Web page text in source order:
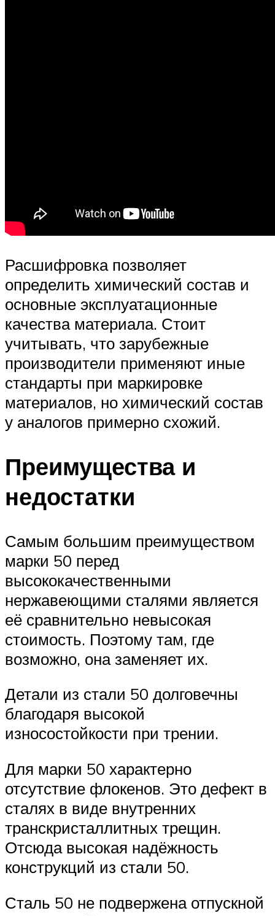
Расшифровка позволяет
определить химический состав и
основные эксплуатационные
качества материала. Стоит
учитывать, что зарубежные
производители применяют иные
стандарты при маркировке
материалов, но химический состав
у аналогов примерно схожий.
Преимущества и
недостатки
Самым большим преимуществом
марки 50 перед
высококачественными
нержавеющими сталями является
её сравнительно невысокая
стоимость. Поэтому там, где
возможно, она заменяет их.
Детали из стали 50 долговечны
благодаря высокой
износостойкости при трении.
Для марки 50 характерно
отсутствие флокенов. Это дефект в
сталях в виде внутренних
транскристаллитных трещин.
Отсюда высокая надёжность
конструкций из стали 50.
Сталь 50 не подвержена отпускной